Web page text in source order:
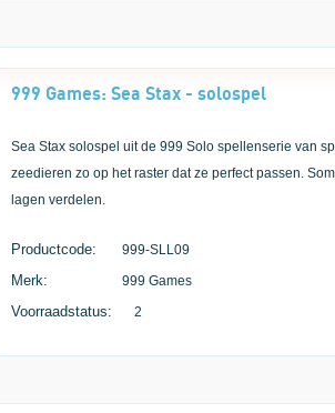
999 Games: Sea Stax - solospel
Sea Stax solospel uit de 999 Solo spellenserie van
zeedieren zo op het raster dat ze perfect passen.
lagen verdelen.
Productcode: 999-SLL09
Merk: 999 Games
Voorraadstatus: 2